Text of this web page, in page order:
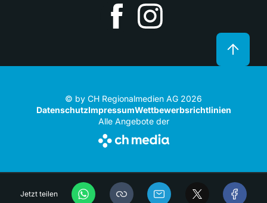
Jetzt teilen
© by CH Regionalmedien AG 2026
DatenschutzImpressumWettbewerbsrichtlinien
Alle Angebote der